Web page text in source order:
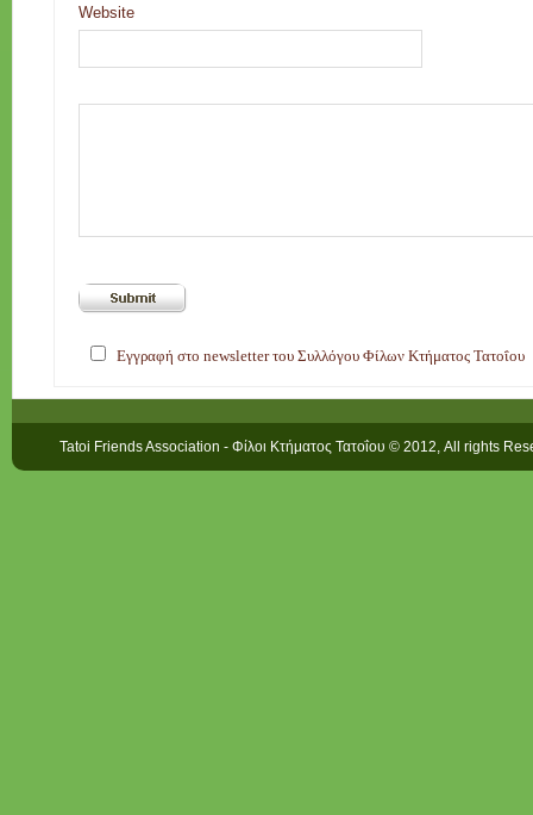
Website
Εγγραφή στο newsletter του Συλλόγου Φίλων Κτήματος Τατοΐου
Tatoi Friends Association - Φίλοι Κτήματος Τατοΐου © 2012, All rights